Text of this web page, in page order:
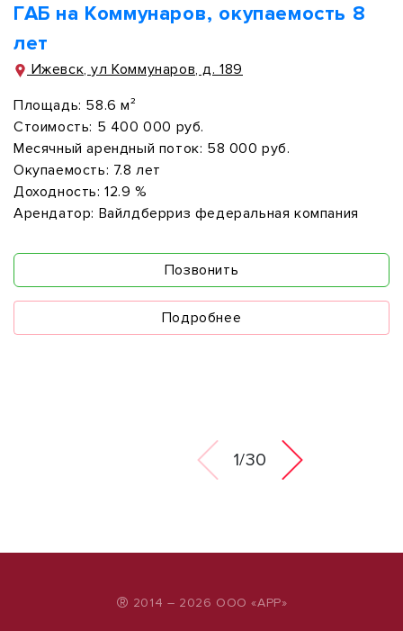
ГАБ на Коммунаров, окупаемость 8
лет
Ижевск, ул Коммунаров, д. 189
Площадь: 58.6 м²
Стоимость: 5 400 000 руб.
Месячный арендный поток: 58 000 руб.
Окупаемость: 7.8 лет
Доходность: 12.9 %
Арендатор: Вайлдберриз федеральная компания
Позвонить
Подробнее
1/30
® 2014 – 2026 ООО «АРР»